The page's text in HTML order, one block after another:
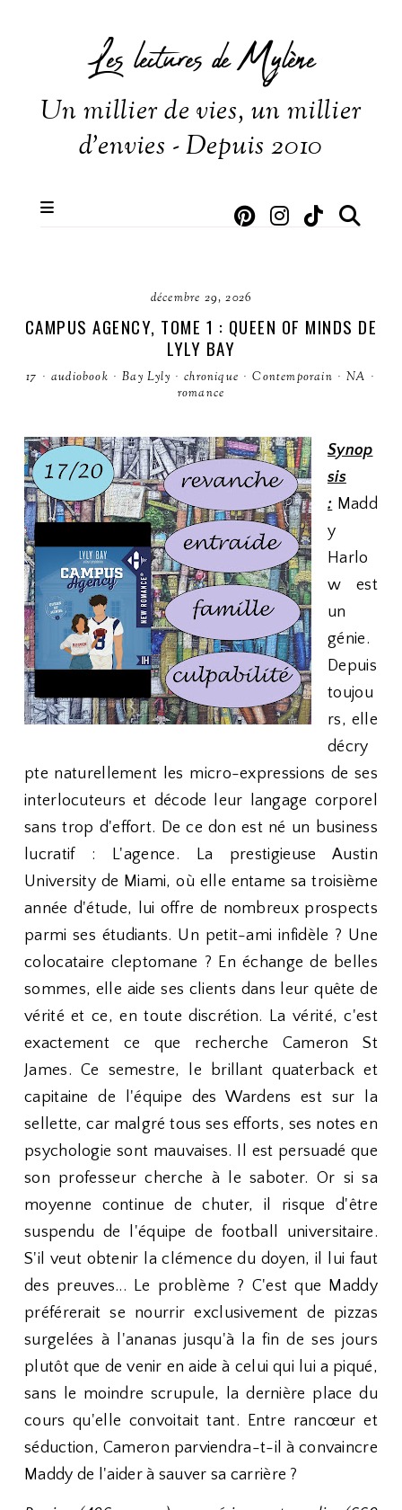
Les lectures de Mylène
Un millier de vies, un millier
d'envies - Depuis 2010
décembre 29, 2026
CAMPUS AGENCY, TOME 1 : QUEEN OF MINDS DE
LYLY BAY
17 · audiobook · Bay Lyly · chronique · Contemporain · NA ·
romance
Synop
sis
: Madd
y
Harlo
w est
un
génie.
Depuis
toujou
rs, elle
décry
pte naturellement les micro-expressions de ses
interlocuteurs et décode leur langage corporel
sans trop d'effort. De ce don est né un business
lucratif : L'agence. La prestigieuse Austin
University de Miami, où elle entame sa troisième
année d'étude, lui offre de nombreux prospects
parmi ses étudiants. Un petit-ami infidèle ? Une
colocataire cleptomane ? En échange de belles
sommes, elle aide ses clients dans leur quête de
vérité et ce, en toute discrétion. La vérité, c'est
exactement ce que recherche Cameron St
James. Ce semestre, le brillant quaterback et
capitaine de l'équipe des Wardens est sur la
sellette, car malgré tous ses efforts, ses notes en
psychologie sont mauvaises. Il est persuadé que
son professeur cherche à le saboter. Or si sa
moyenne continue de chuter, il risque d'être
suspendu de l'équipe de football universitaire.
S'il veut obtenir la clémence du doyen, il lui faut
des preuves... Le problème ? C'est que Maddy
préférerait se nourrir exclusivement de pizzas
surgelées à l'ananas jusqu'à la fin de ses jours
plutôt que de venir en aide à celui qui lui a piqué,
sans le moindre scrupule, la dernière place du
cours qu'elle convoitait tant. Entre rancœur et
séduction, Cameron parviendra-t-il à convaincre
Maddy de l'aider à sauver sa carrière ?